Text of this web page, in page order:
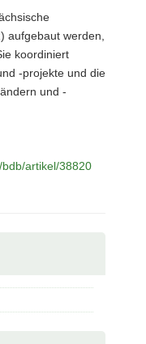
aufgebaut werden,
koordiniert
-projekte und die
und -
artikel/38820